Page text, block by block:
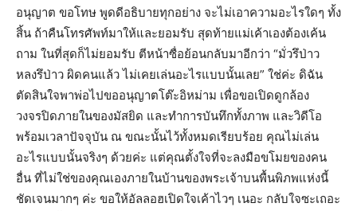
อนุญาต ขอโทษ พูดดีอธิบายทุกอย่าง จะไม่เอาความอะไรใดๆ ทั้ง
สิ้น ถ้าคืนโทรศัพท์มาให้และยอมรับ สุดท้ายแม่เค้าเองต้องเค้น
ถาม ในที่สุดก็ไม่ยอมรับ ตีหน้าซื่อย้อนกลับมาอีกว่า “มั่วรึป่าว
หลงรึป่าว ผิดคนแล้ว ไม่เคยเล่นอะไรแบบนั้นเลย” ใช่ค่ะ ดิฉัน
ตัดสินใจพาพ่อไปขออนุญาตโต๊ะอิหม่าม เพื่อขอเปิดดูกล้อง
วงจรปิดภายในของมัสยิด และทำการบันทึกทั้งภาพ และวิดีโอ
พร้อมเวลาปัจจุบัน ณ ขณะนั้นไว้ทั้งหมดเรียบร้อย คุณไม่เล่น
อะไรแบบนั้นจริงๆ ด้วยค่ะ แต่คุณตั้งใจที่จะลงมือขโมยของคน
อื่น ที่ไม่ใช่ของคุณเองภายในบ้านของพระเจ้าบนพื้นพิภพแห่งนี้
ชัดเจนมากๆ ค่ะ ขอให้อัลลอฮเปิดใจเค้าไวๆ เนอะ กลับใจซะเถอะ